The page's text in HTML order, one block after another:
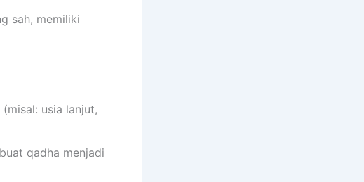
sah, memiliki
usia lanjut,
qadha menjadi